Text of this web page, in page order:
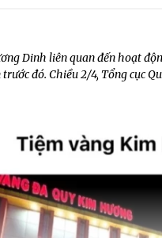
Dinh liên quan đến hoạt
đó. Chiều 2/4, Tổng cục